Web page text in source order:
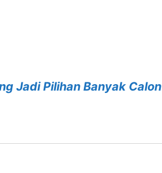
Jadi Pilihan Banyak Calon